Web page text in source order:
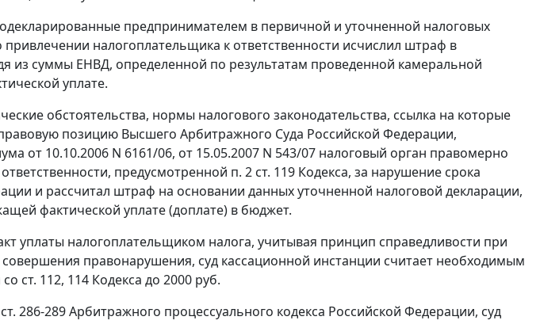
предпринимателем в первичной и уточненной налоговых
налогоплательщика к ответственности исчислил штраф в
из суммы ЕНВД, определенной по результатам проведенной камеральной
уплате.
обстоятельства, нормы налогового законодательства, ссылка на которые
позицию Высшего Арбитражного Суда Российской Федерации,
от 10.10.2006 N 6161/06, от 15.05.2007 N 543/07 налоговый орган правомерно
предусмотренной п. 2 ст. 119 Кодекса, за нарушение срока
и рассчитал штраф на основании данных уточненной налоговой декларации,
фактической уплате (доплате) в бюджет.
уплаты налогоплательщиком налога, учитывая принцип справедливости при
совершения правонарушения, суд кассационной инстанции считает необходимым
ст. 112, 114 Кодекса до 2000 руб.
ст. 286-289Арбитражного процессуального кодекса Российской Федерации, суд